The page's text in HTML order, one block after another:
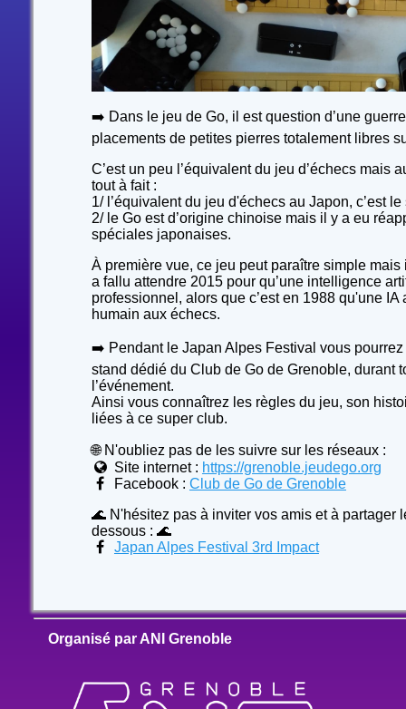
➡️ Dans le jeu de Go, il est question d’une
placements de petites pierres totalement libres
C’est un peu l’équivalent du jeu d’échecs mais
tout à fait :
1/ l’équivalent du jeu d'échecs au Japon, c’est le
2/ le Go est d’origine chinoise mais il y a eu
spéciales japonaises.
À première vue, ce jeu peut paraître simple
a fallu attendre 2015 pour qu’une intelligence
professionnel, alors que c’est en 1988 qu'une
humain aux échecs.
➡️ Pendant le Japan Alpes Festival vous
stand dédié du Club de Go de Grenoble, durant
l’événement.
Ainsi vous connaîtrez les règles du jeu, son
liées à ce super club.
🌐 N'oubliez pas de les suivre sur les réseaux :
Site internet : https://grenoble.jeudego.org
Facebook : Club de Go de Grenoble
🌊 N'hésitez pas à inviter vos amis et à partager
dessous : 🌊
Japan Alpes Festival 3rd Impact
Organisé par ANI Grenoble